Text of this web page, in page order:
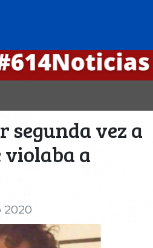
segunda vez a
violaba a
2020